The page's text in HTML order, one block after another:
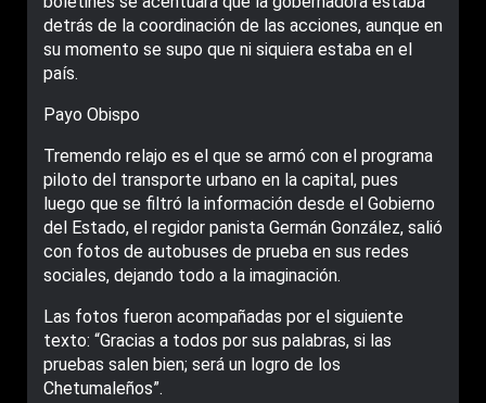
detrás de la coordinación de las acciones, aunque en
su momento se supo que ni siquiera estaba en el
país.
Payo Obispo
Tremendo relajo es el que se armó con el programa
piloto del transporte urbano en la capital, pues
luego que se filtró la información desde el Gobierno
del Estado, el regidor panista Germán González, salió
con fotos de autobuses de prueba en sus redes
sociales, dejando todo a la imaginación.
Las fotos fueron acompañadas por el siguiente
texto: “Gracias a todos por sus palabras, si las
pruebas salen bien; será un logro de los
Chetumaleños”.